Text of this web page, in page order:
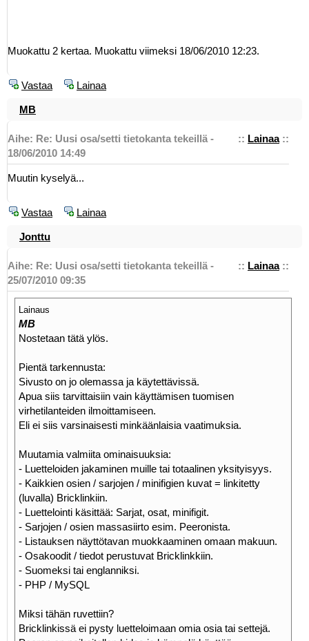
Muokattu 2 kertaa. Muokattu viimeksi 18/06/2010 12:23.
Vastaa Lainaa
MB
:: Lainaa::
Aihe: Re: Uusi osa/setti tietokanta tekeillä -
18/06/2010 14:49
Muutin kyselyä...
Vastaa Lainaa
Jonttu
:: Lainaa::
Aihe: Re: Uusi osa/setti tietokanta tekeillä -
25/07/2010 09:35
Lainaus
MB
Nostetaan tätä ylös.
Pientä tarkennusta:
Sivusto on jo olemassa ja käytettävissä.
Apua siis tarvittaisiin vain käyttämisen tuomisen
virhetilanteiden ilmoittamiseen.
Eli ei siis varsinaisesti minkäänlaisia vaatimuksia.
Muutamia valmiita ominaisuuksia:
- Luetteloiden jakaminen muille tai totaalinen yksityisyys.
- Kaikkien osien / sarjojen / minifigien kuvat = linkitetty
(luvalla) Bricklinkiin.
- Luettelointi käsittää: Sarjat, osat, minifigit.
- Sarjojen / osien massasiirto esim. Peeronista.
- Listauksen näyttötavan muokkaaminen omaan makuun.
- Osakoodit / tiedot perustuvat Bricklinkkiin.
- Suomeksi tai englanniksi.
- PHP / MySQL
Miksi tähän ruvettiin?
Bricklinkissä ei pysty luetteloimaan omia osia tai settejä.